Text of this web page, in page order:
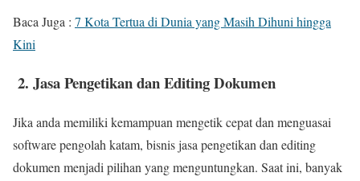
Baca Juga : 7 Kota Tertua di Dunia yang Masih Dihuni hingga
Kini
2. Jasa Pengetikan dan Editing Dokumen
Jika anda memiliki kemampuan mengetik cepat dan menguasai
software pengolah katam, bisnis jasa pengetikan dan editing
dokumen menjadi pilihan yang menguntungkan. Saat ini, banyak